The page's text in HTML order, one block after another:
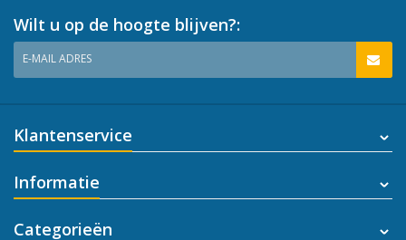
Wilt u op de hoogte blijven?:
E-MAIL ADRES
Klantenservice
Informatie
Categorieën